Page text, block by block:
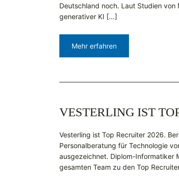
Deutschland noch. Laut Studien
generativer KI […]
Mehr erfahren
VESTERLING IST
Vesterling ist Top Recruiter 2026.
Personalberatung für Technologie
ausgezeichnet. Diplom-Informatiker
gesamten Team zu den Top